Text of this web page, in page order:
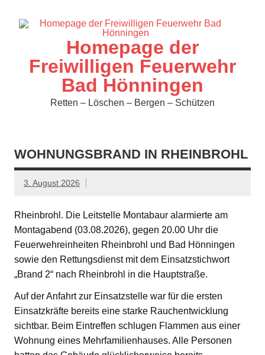
springen
Homepage der
Freiwilligen Feuerwehr
Bad Hönningen
Retten – Löschen – Bergen – Schützen
WOHNUNGSBRAND IN RHEINBROHL
3. August 2026
Rheinbrohl. Die Leitstelle Montabaur alarmierte am
Montagabend (03.08.2026), gegen 20.00 Uhr die
Feuerwehreinheiten Rheinbrohl und Bad Hönningen
sowie den Rettungsdienst mit dem Einsatzstichwort
„Brand 2“ nach Rheinbrohl in die Hauptstraße.
Auf der Anfahrt zur Einsatzstelle war für die ersten
Einsatzkräfte bereits eine starke Rauchentwicklung
sichtbar. Beim Eintreffen schlugen Flammen aus einer
Wohnung eines Mehrfamilienhauses. Alle Personen